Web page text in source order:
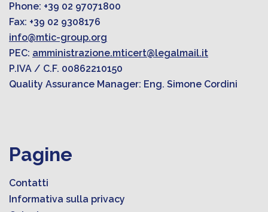
Phone: +39 02 97071800
Fax: +39 02 9308176
info@mtic-group.org
PEC: amministrazione.mticert@legalmail.it
P.IVA / C.F. 00862210150
Quality Assurance Manager: Eng. Simone Cordini
Pagine
Contatti
Informativa sulla privacy